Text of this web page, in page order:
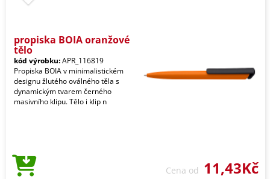
propiska BOIA oranžové
tělo
kód výrobku:APR_116819
Propiska BOIA v minimalistickém
designu žlutého oválného těla s
dynamickým tvarem černého
masivního klipu. Tělo i klip n
Cena od 11,43Kč